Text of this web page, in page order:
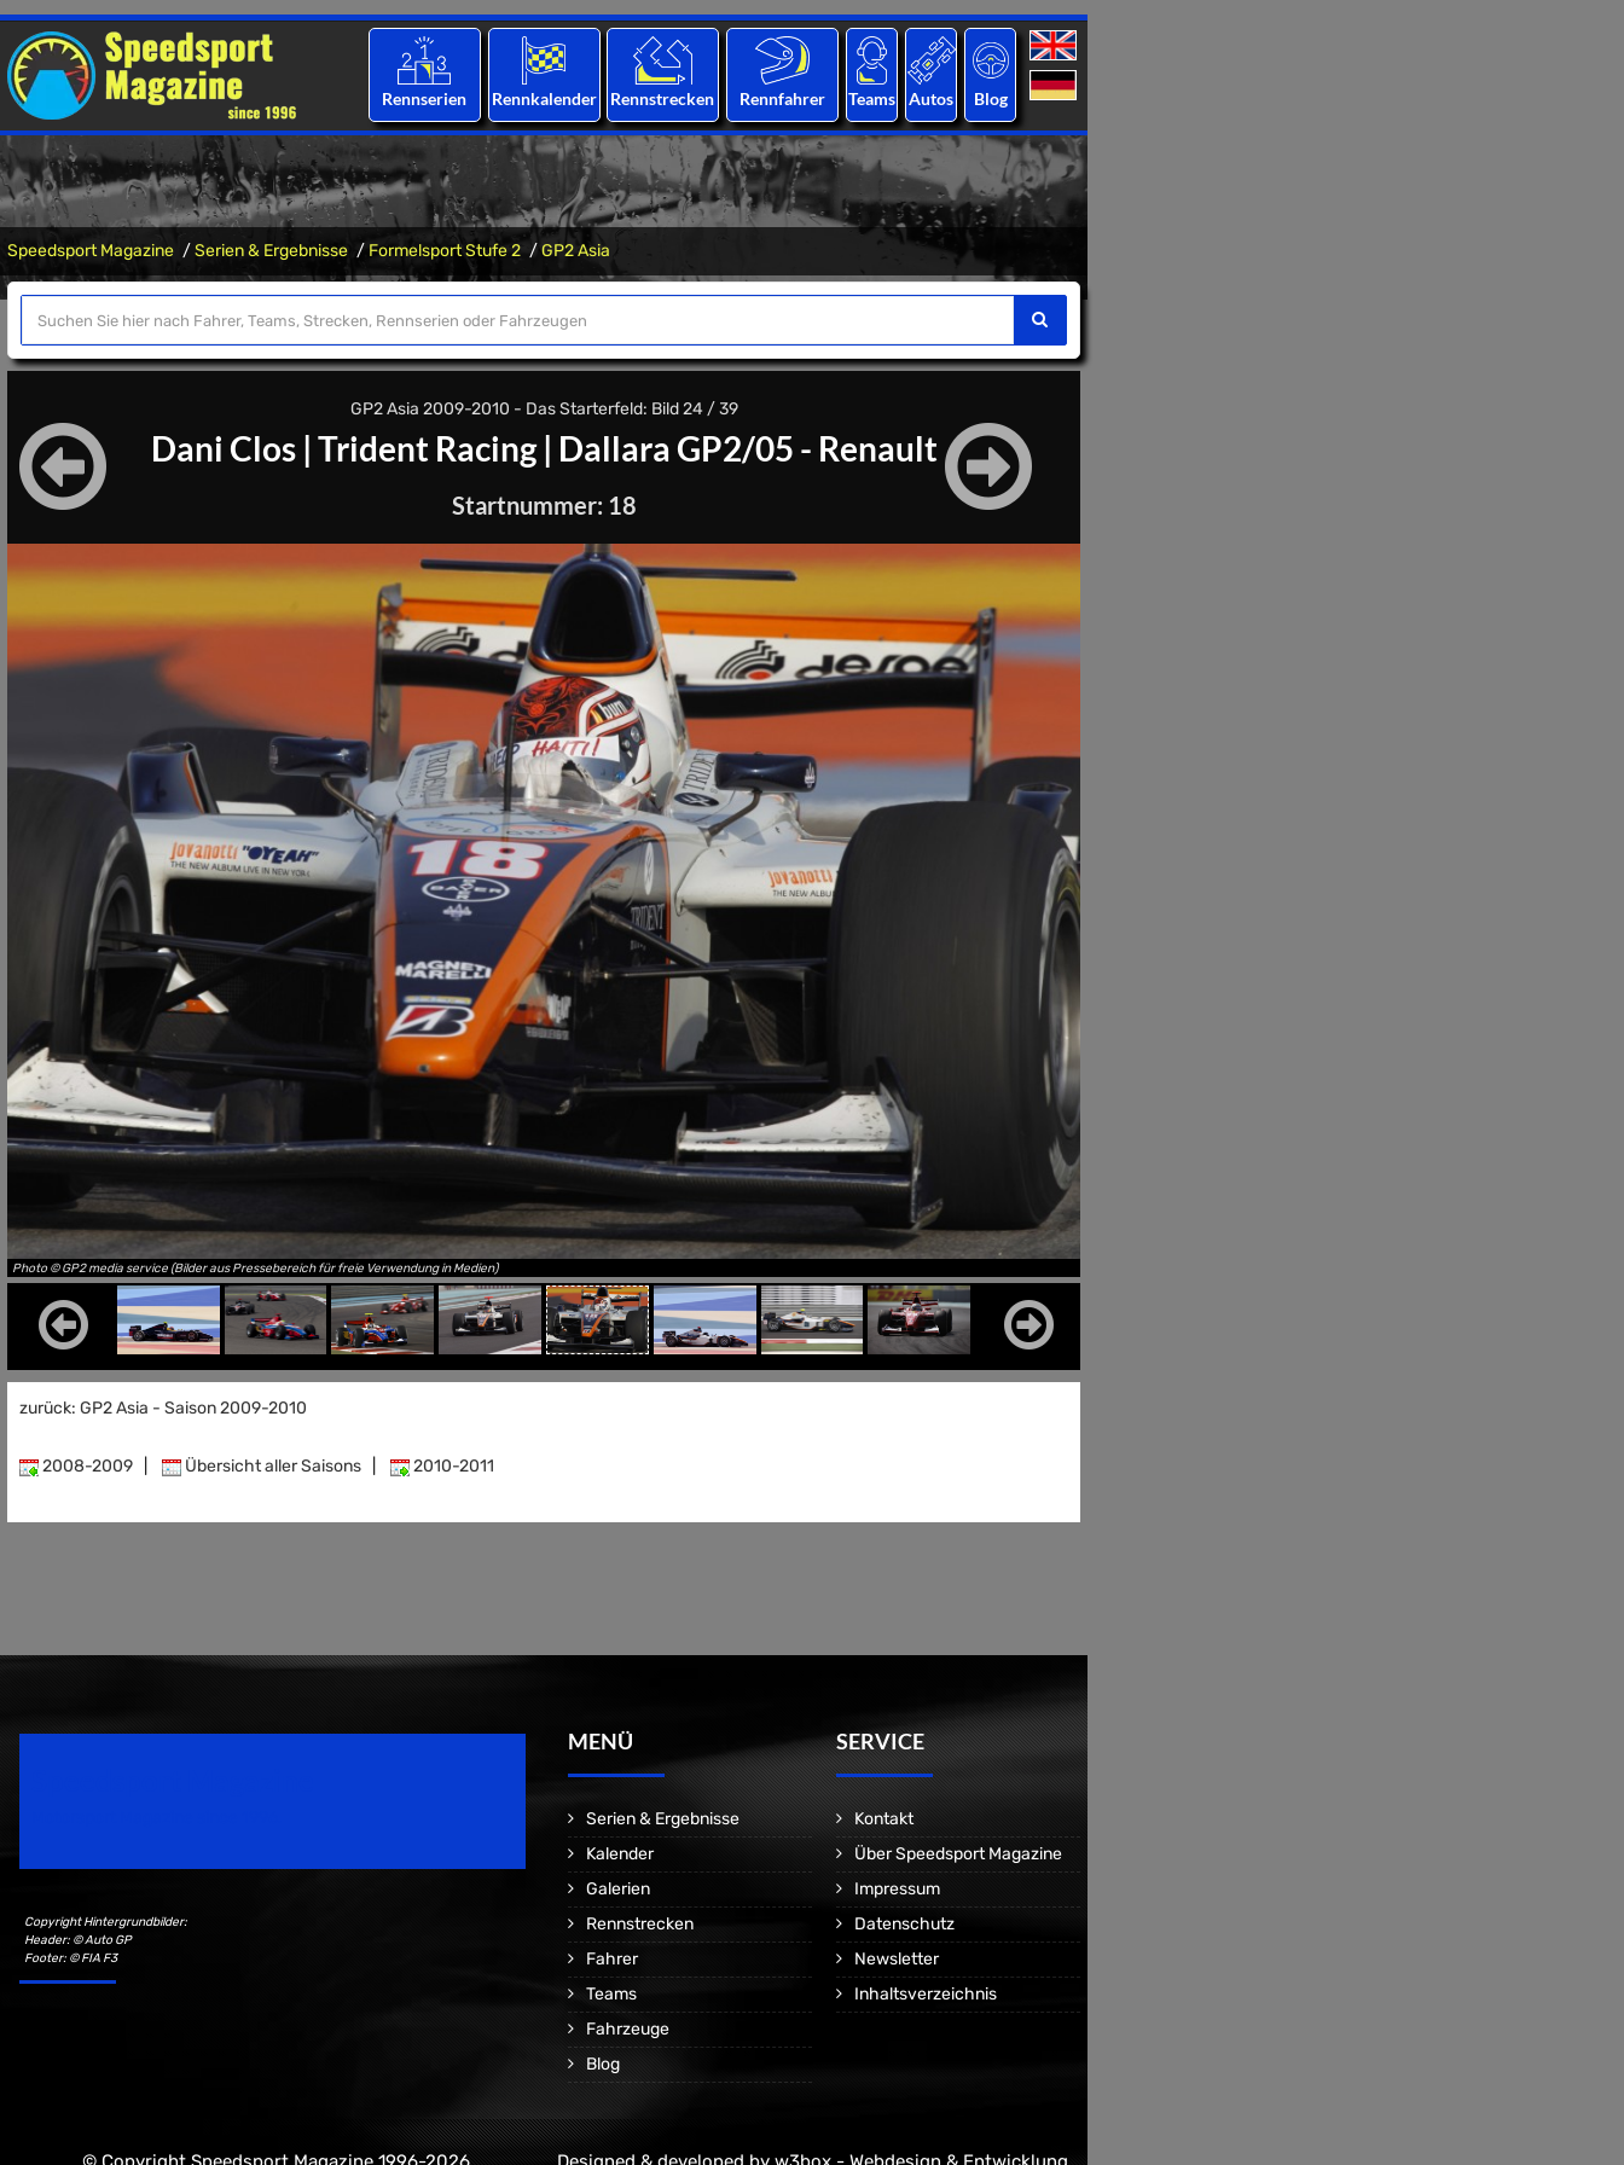
Rennserien Rennkalender Rennstrecken Rennfahrer Teams Autos Blog
Speedsport Magazine Serien & Ergebnisse Formelsport Stufe 2 GP2 Asia
GP2 Asia 2009-2010 - Das Starterfeld: Bild 24 / 39
Dani Clos| Trident Racing| Dallara GP2/05 - Renault
Startnummer: 18
Photo © GP2 media service (Bilder aus Pressebereich für freie Verwendung in Medien)
zurück: GP2 Asia - Saison 2009-2010
2008-2009 Übersicht aller Saisons 2010-2011
Copyright Hintergrundbilder:
Header: © Auto GP
Footer: © FIA F3
MENÜ
Serien & Ergebnisse
Kalender
Galerien
Rennstrecken
Fahrer
Teams
Fahrzeuge
Blog
SERVICE
Kontakt
Über Speedsport Magazine
Impressum
Datenschutz
Newsletter
Inhaltsverzeichnis